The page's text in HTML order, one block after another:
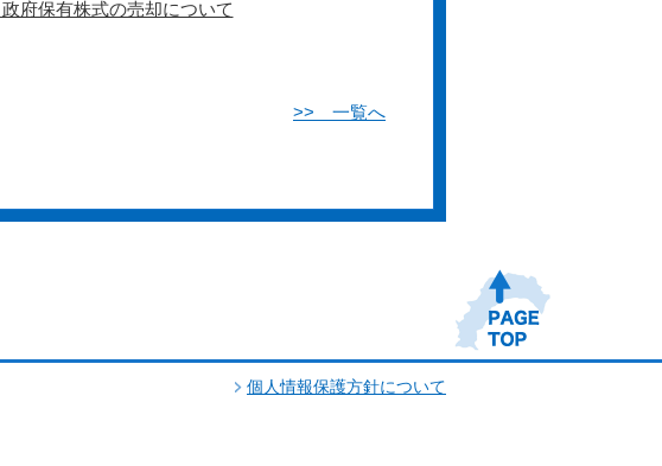
府保有株式の売却について
>> 一覧へ
個人情報保護方針について